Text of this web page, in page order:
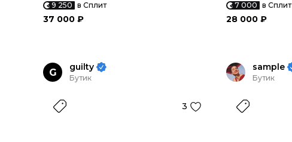
9 250 в Сплит
37 000 ₽
7 000 в Сплит
28 000 ₽
G guilty
Бутик
3
sample
Бутик